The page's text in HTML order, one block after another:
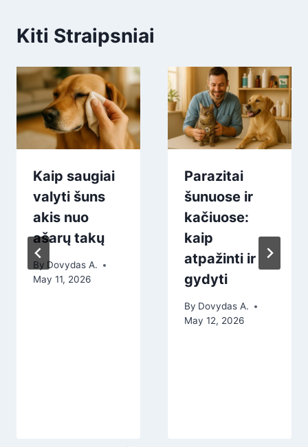
Kiti Straipsniai
Kaip saugiai
valyti šuns
akis nuo
ašarų takų
By Dovydas A.
May 11, 2026
Parazitai
šunuose ir
kačiuose:
kaip
atpažinti ir
gydyti
By Dovydas A.
May 12, 2026